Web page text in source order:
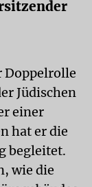
Doppelrolle
Jüdischen
einer
hat er die
begleitet.
wie die